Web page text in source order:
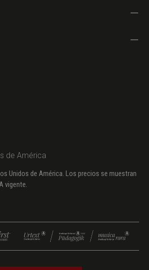
de América
Unidos de América. Los precios se muestran
vigente.